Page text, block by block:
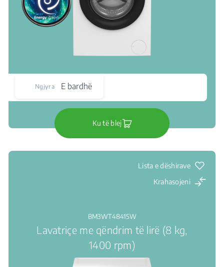
Ngjyra E bardhë
Ku të blej
Lista e dëshirave
Krahasojeni
BM3WT48415W
Lavatriçe me qëndrim të lirë (8 kg,
1400 rpm)